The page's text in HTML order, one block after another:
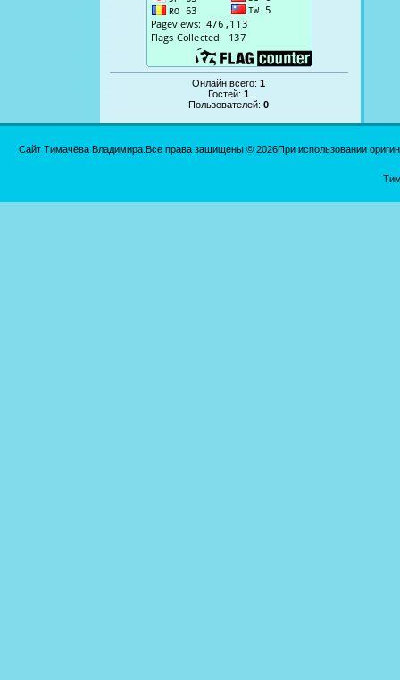
Онлайн всего:1
Гостей:1
Пользователей:0
Сайт Тимачёва Владимира.Все права защищены © 2026При использовании